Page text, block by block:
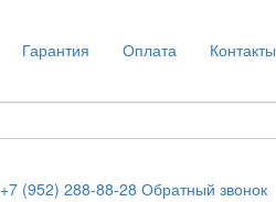
Гарантия Оплата Контакты
+7 (952) 288-88-28 Обратный звонок